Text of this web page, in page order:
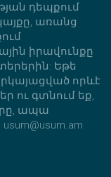
դեպքում
առանց
իրավունքը
Եթե
որևէ
ու գտնում եք,
ապա